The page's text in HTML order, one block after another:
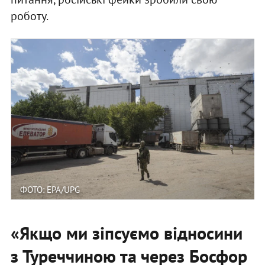
роботу.
ФОТО: EPA/UPG
«Якщо ми зіпсуємо відносини
з Туреччиною та через Босфор